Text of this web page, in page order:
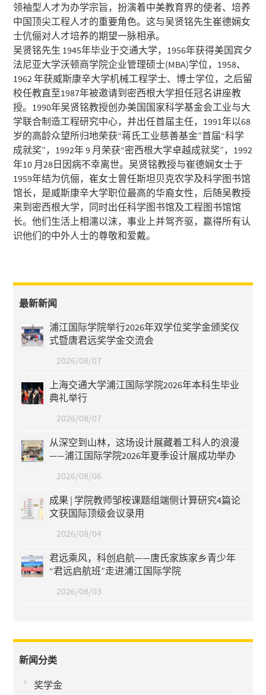
领袖型人才为办学宗旨，扮演着中美教育界的使者、培养
中国顶尖工程人才的重要角色。这与吴贤铭先生崔德娴女
士伉俪对人才培养的期望一脉相承。
吴贤铭先生 1945年毕业于交通大学，1956年获得美国宾夕
法尼亚大学沃顿商学院企业管理硕士(MBA)学位，1958、
1962 年获威斯康辛大学机械工程学士、博士学位，之后留
校任教直至1987年被邀请到密西根大学担任冠名讲座教
授。1990年吴贤铭教授创办美国国家科学基金会工业与大
学联合制造工程研究中心，并出任首届主任，1991年以68
岁的高龄众望所归地荣获“蒋氏工业慈善基金”首届“科学
成就奖”，1992年 9 月荣获“密西根大学卓越成就奖”，1992
年10 月28日因病不幸离世。吴贤铭教授与崔德娴女士于
1959年结为伉俪，崔女士曾任斯坦贝克农学及科学图书馆
馆长，是威斯康辛大学职位最高的华裔女性，后随吴教授
来到密西根大学，同时出任科学图书馆及工程图书馆馆
长。他们生活上相濡以沫，事业上并驾齐驱，赢得所有认
识他们的中外人士的尊敬和爱戴。
最新新闻
浦江国际学院举行2026年双学位奖学金颁奖仪
式暨唐君远奖学金交流会
2026/08/07
上海交通大学浦江国际学院2026年本科生毕业
典礼举行
2026/08/07
从深空到山林，这场设计展藏着工科人的浪漫
——浦江国际学院2026年夏季设计展成功举办
2026/08/06
成果 | 学院教师邹桉课题组端侧计算研究4篇论
文获国际顶级会议录用
2026/08/04
君远乘风，科创启航——唐氏家族家乡青少年
“君远启航班”走进浦江国际学院
2026/08/03
新闻分类
奖学金